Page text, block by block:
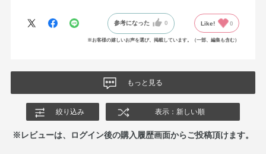
参考になった 0 Like! 0
※お客様の嬉しいお声を選び、掲載しています。（一部、編集も含む）
もっと見る
絞り込み 表示：新しい順
※レビューは、ログイン後の購入履歴画面からご投稿頂けます。